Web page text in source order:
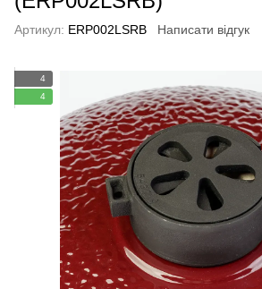
Артикул: ERP002LSRB Написати відгук
4
4